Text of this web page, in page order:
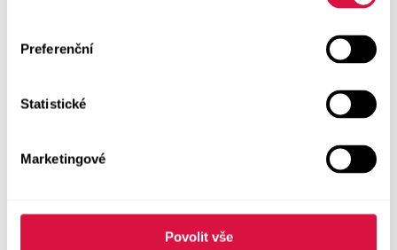
Preferenční
Statistické
Marketingové
Povolit vše